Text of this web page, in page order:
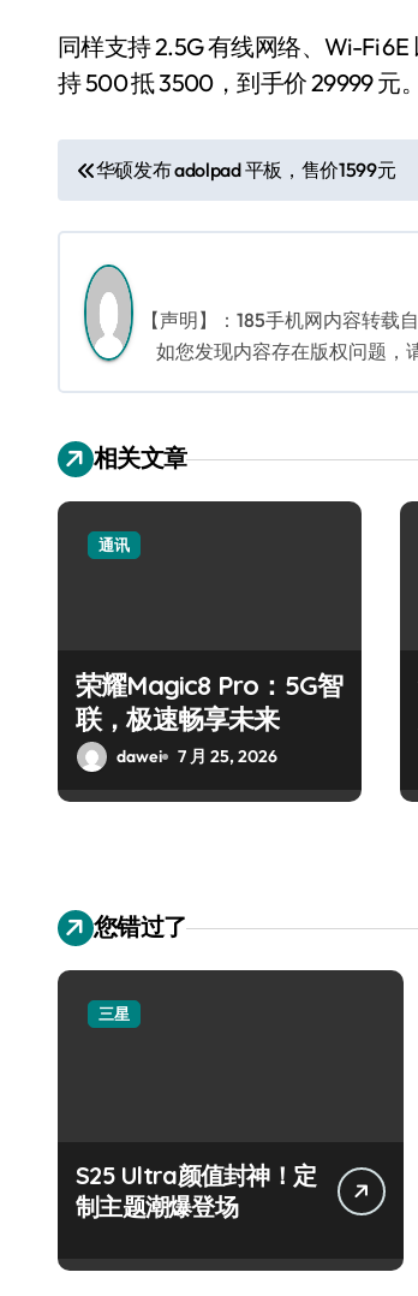
同样支持 2.5G 有线网络、Wi-Fi
持 500 抵 3500，到手价 29999 元。
文
章
导
航
华硕发布 adolpad 平板，售价1599元
【声明】：185手机网内容转载
如您发现内容存在版权问题，
相关文章
通讯
荣耀Magic8 Pro：5G智
联，极速畅享未来
dawei 7 月 25, 2026
您错过了
三星
S25 Ultra颜值封神！定
制主题潮爆登场